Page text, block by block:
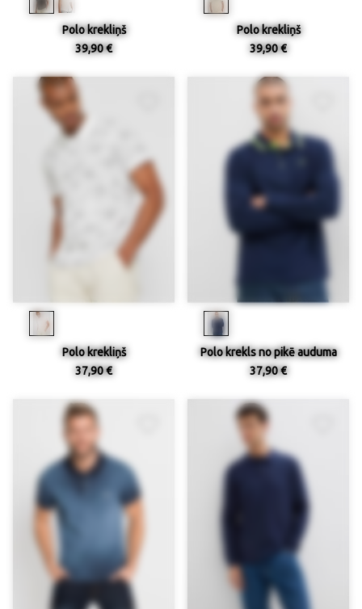
Polo krekliņš
39,90 €
Polo krekliņš
39,90 €
Polo krekliņš
37,90 €
Polo krekls no pikē auduma
37,90 €